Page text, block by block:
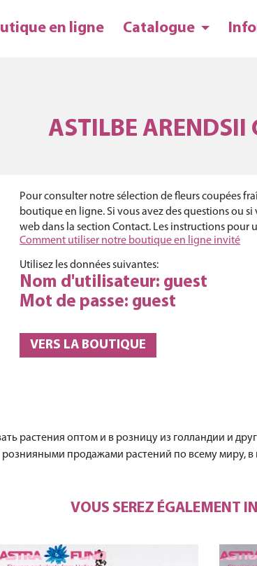
en ligne Catalogue
ASTILBE ARENDSII
Pour consulter notre sélection de fleurs coupées
boutique en ligne. Si vous avez des questions ou
web dans la section Contact. Les instructions
Comment utiliser notre boutique en ligne invité
Utilisez les données suivantes:
Nom d'utilisateur: guest
Mot de passe: guest
VERS LA BOUTIQUE
растения оптом и в розницу из голландии и
продажами растений по всему миру,
VOUS SEREZ ÉGALEMENT